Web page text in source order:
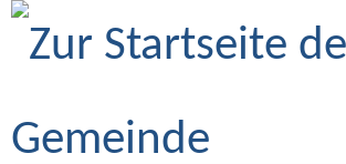
Zum Inhalt